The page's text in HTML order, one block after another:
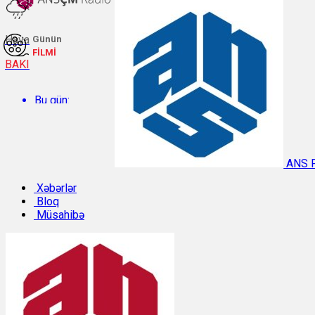
Hava
BAKI
Bu gün:
Temperatur: 27.2°C. Rütubət: 55%.
Sabah:
Günün
FİLMİ
ANS
Xəbərlər
Bloq
Müsahibə